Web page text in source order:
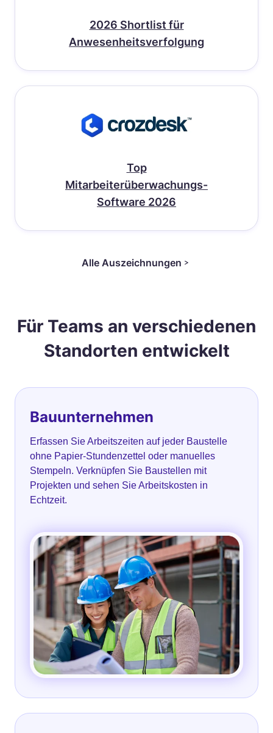
2026 Shortlist für
Anwesenheitsverfolgung
Top
Mitarbeiterüberwachungs-
Software 2026
Alle Auszeichnungen
Für Teams an verschiedenen
Standorten entwickelt
Bauunternehmen
Erfassen Sie Arbeitszeiten auf jeder Baustelle
ohne Papier-Stundenzettel oder manuelles
Stempeln. Verknüpfen Sie Baustellen mit
Projekten und sehen Sie Arbeitskosten in
Echtzeit.